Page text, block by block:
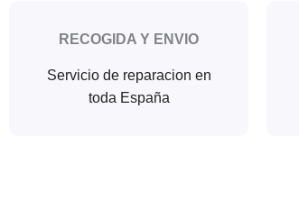
RECOGIDA Y ENVIO
Servicio de reparacion en
toda España